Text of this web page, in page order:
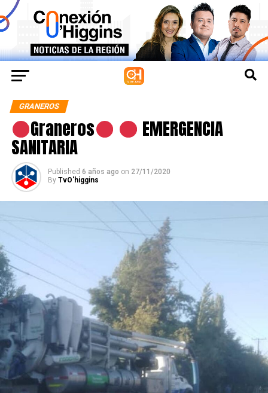
GRANEROS
Graneros EMERGENCIA
SANITARIA
Published 6 años ago on 27/11/2020
By TvO'higgins